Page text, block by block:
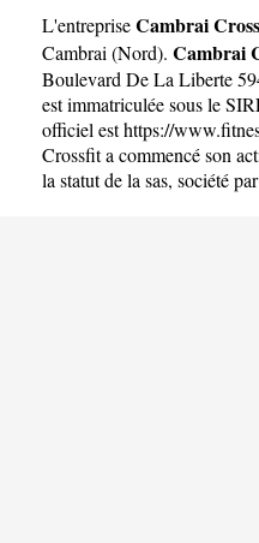
L'entrepriseCambrai
Cambrai (Nord). Cambrai
Boulevard De La Liberte
est immatriculée sous le
officiel esthttps://
Crossfit a commencé son
la statut de la sas, société